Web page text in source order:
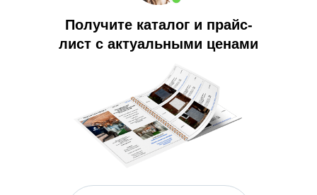
Получите каталог и прайс-
лист с актуальными ценами
Работаем с 9 до 22 без
выходных